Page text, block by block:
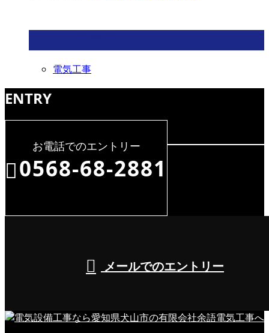
電気工事
ENTRY
お電話でのエントリー
0568-68-2881
メールでのエントリー